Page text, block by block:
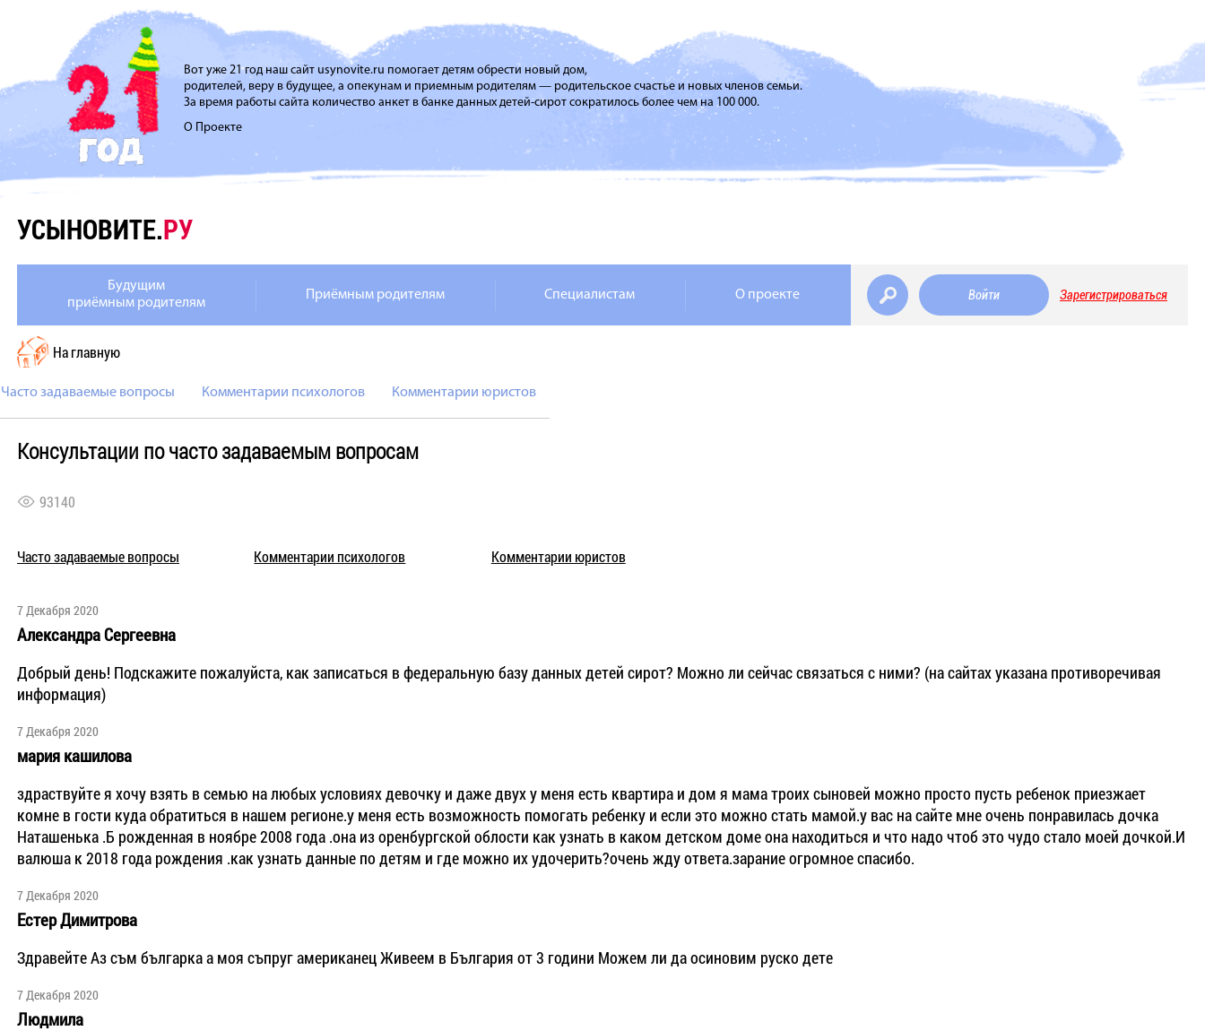
Вот уже 21 год наш сайт usynovite.ru помогает детям обрести новый дом,
родителей, веру в будущее, а опекунам и приемным родителям — родительское счастье и новых членов семьи.
За время работы сайта количество анкет в банке данных детей-сирот сократилось более чем на 100 000.
О Проекте
УСЫНОВИТЕ.РУ
Будущим
приёмным родителям
Приёмным родителям Специалистам О проекте Войти Зарегистрироваться
На главную
Часто задаваемые вопросы Комментарии психологов Комментарии юристов
Консультации по часто задаваемым вопросам
93140
Часто задаваемые вопросы Комментарии психологов Комментарии юристов
7 Декабря 2020
Александра Сергеевна
Добрый день! Подскажите пожалуйста, как записаться в федеральную базу данных детей сирот? Можно ли сейчас связаться с ними? (на сайтах указана противоречивая
информация)
7 Декабря 2020
мария кашилова
здраствуйте я хочу взять в семью на любых условиях девочку и даже двух у меня есть квартира и дом я мама троих сыновей можно просто пусть ребенок приезжает
комне в гости куда обратиться в нашем регионе.у меня есть возможность помогать ребенку и если это можно стать мамой.у вас на сайте мне очень понравилась дочка
Наташенька .Б рожденная в ноябре 2008 года .она из оренбургской облости как узнать в каком детском доме она находиться и что надо чтоб это чудо стало моей дочкой.И
валюша к 2018 года рождения .как узнать данные по детям и где можно их удочерить?очень жду ответа.зарание огромное спасибо.
7 Декабря 2020
Естер Димитрова
Здравейте Аз съм българка а моя съпруг американец Живеем в България от 3 години Можем ли да осиновим руско дете
7 Декабря 2020
Людмила